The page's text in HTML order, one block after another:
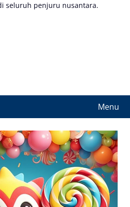
seluruh penjuru nusantara.
Menu